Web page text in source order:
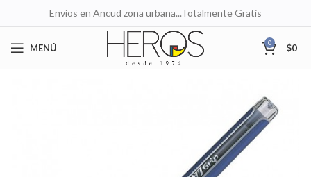
Envíos en Ancud zona urbana...Totalmente Gratis
MENÚ 0 $0